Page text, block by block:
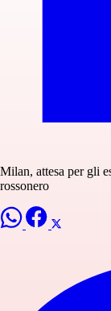
Milan, attesa per gli
rossonero